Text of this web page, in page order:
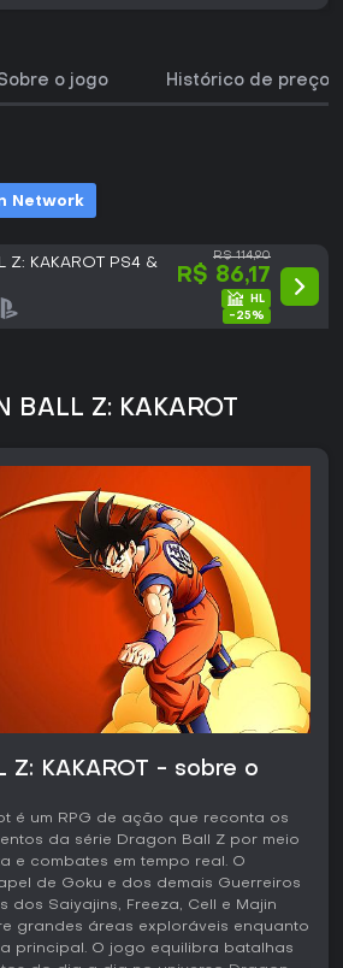
o jogo Histórico de preços
Network
Z: KAKAROT PS4 &
R$ 114,90
R$ 86,17
-25%
BALL Z: KAKAROT
Z: KAKAROT - sobre o
é um RPG de ação que reconta os
da série Dragon Ball Z por meio
e combates em tempo real. O
de Goku e dos demais Guerreiros
dos Saiyajins, Freeza, Cell e Majin
grandes áreas exploráveis enquanto
principal. O jogo equilibra batalhas